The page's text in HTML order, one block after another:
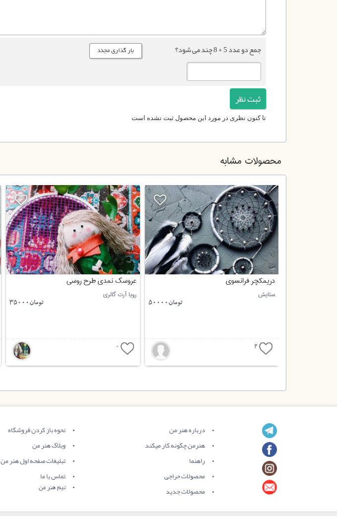
جمع دو عدد 5 + 8 چند می شود؟
تا کنون نظری در مورد این محصول ثبت نشده است
محصولات مشابه
عروسک نمدی طرح روسی
رویا آرت گالری
تومان35000
0
دریمکچر فرانسوی
ستایش
تومان50000
2
درباره هنر من
هنرمن چگونه کار میکند
راهنما
محصولات حراجی
محصولات جدید
نحوه باز کردن فروشگاه
وبلاگ هنر من
تبلیغات صفحه اول هنر من
تماس با ما
تیم هنر من